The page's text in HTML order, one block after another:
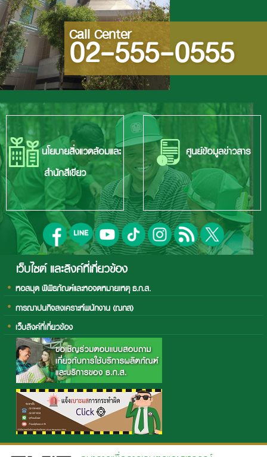
Call Center
02-555-0555
นโยบายสิ่งแวดล้อมและ
สำนักสีเขียว
ศูนย์ข้อมูลข่าวสาร
เว็บไซต์ และลิงค์ที่เกี่ยวข้อง
หอสมุด พิพิธภัณฑ์และหอจดหมายเหตุ ธ.ก.ส.
การฌาปนกิจสงเคราะห์พนักงาน (ฌกส)
เว็บลิงค์ที่เกี่ยวข้อง